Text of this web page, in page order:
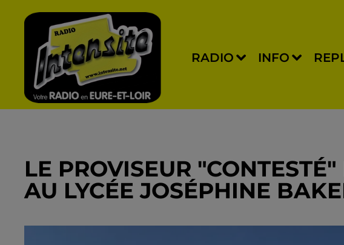
RADIO INFO
LE PROVISEUR
AU LYCÉE JOSÉPHINE